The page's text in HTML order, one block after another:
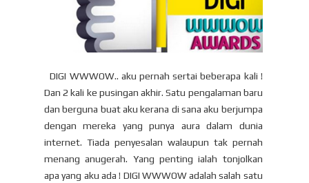
DIGI WWWOW.. aku pernah sertai beberapa kali !
Dan 2 kali ke pusingan akhir. Satu pengalaman baru
dan berguna buat aku kerana di sana aku berjumpa
dengan mereka yang punya aura dalam dunia
internet. Tiada penyesalan walaupun tak pernah
menang anugerah. Yang penting ialah tonjolkan
apa yang aku ada ! DIGI WWWOW adalah salah satu